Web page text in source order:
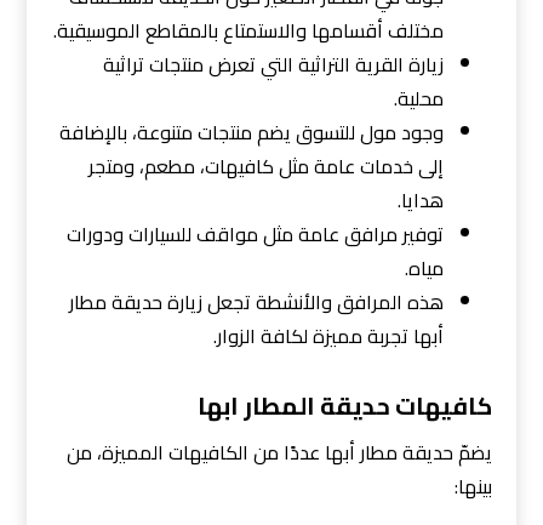
مختلف أقسامها والاستمتاع بالمقاطع الموسيقية.
زيارة القرية التراثية التي تعرض منتجات تراثية
محلية.
وجود مول للتسوق يضم منتجات متنوعة، بالإضافة
إلى خدمات عامة مثل كافيهات، مطعم، ومتجر
هدايا.
توفير مرافق عامة مثل مواقف للسيارات ودورات
مياه.
هذه المرافق والأنشطة تجعل زيارة حديقة مطار
أبها تجربة مميزة لكافة الزوار.
كافيهات حديقة المطار ابها
يضمّ حديقة مطار أبها عددًا من الكافيهات المميزة، من
بينها: